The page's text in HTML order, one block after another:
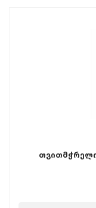
თვითმჭრელი